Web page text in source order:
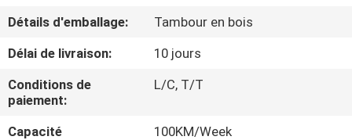
VISITE
D'USINE
CONTRÔLE
Détails d'emballage:
Tambour en bois
Délai de livraison:
10 jours
Conditions de
paiement:
L/C, T/T
Capacité
100KM/Week